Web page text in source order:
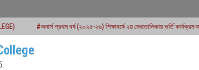
বর্ষ (২০২৫-২৬) শিক্ষাবর্ষে ২য় মেধাতালিকায় ভর্তি কার্যক্রম শুরু #একাদশ